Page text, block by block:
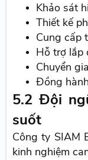
Khảo sát
Thiết kế
Cung cấp
Hỗ trợ lắp
Chuyển
Đồng
5.2 Đội
suốt
Công ty SIAM
kinh nghiệm